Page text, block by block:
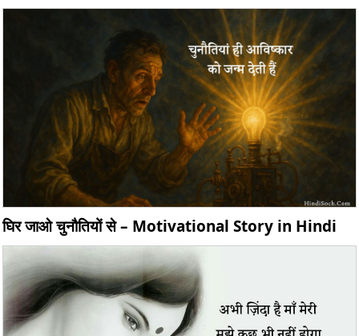
घिर जाओ चुनौतियों से – Motivational Story in Hindi